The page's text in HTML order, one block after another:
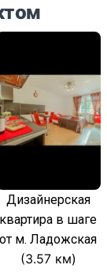
Дизайнерская
квартира в шаге
от м. Ладожская
(3.57 км)